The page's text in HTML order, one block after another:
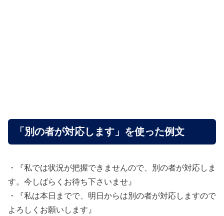
「別の者が対応します」を使った例文
・『私では状況が把握できませんので、別の者が対応しま
す。今しばらくお待ち下さいませ』
・『私は本日までで、明日からは別の者が対応しますので
よろしくお願いします』